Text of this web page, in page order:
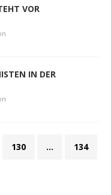
VOR
IN DER
130 … 134